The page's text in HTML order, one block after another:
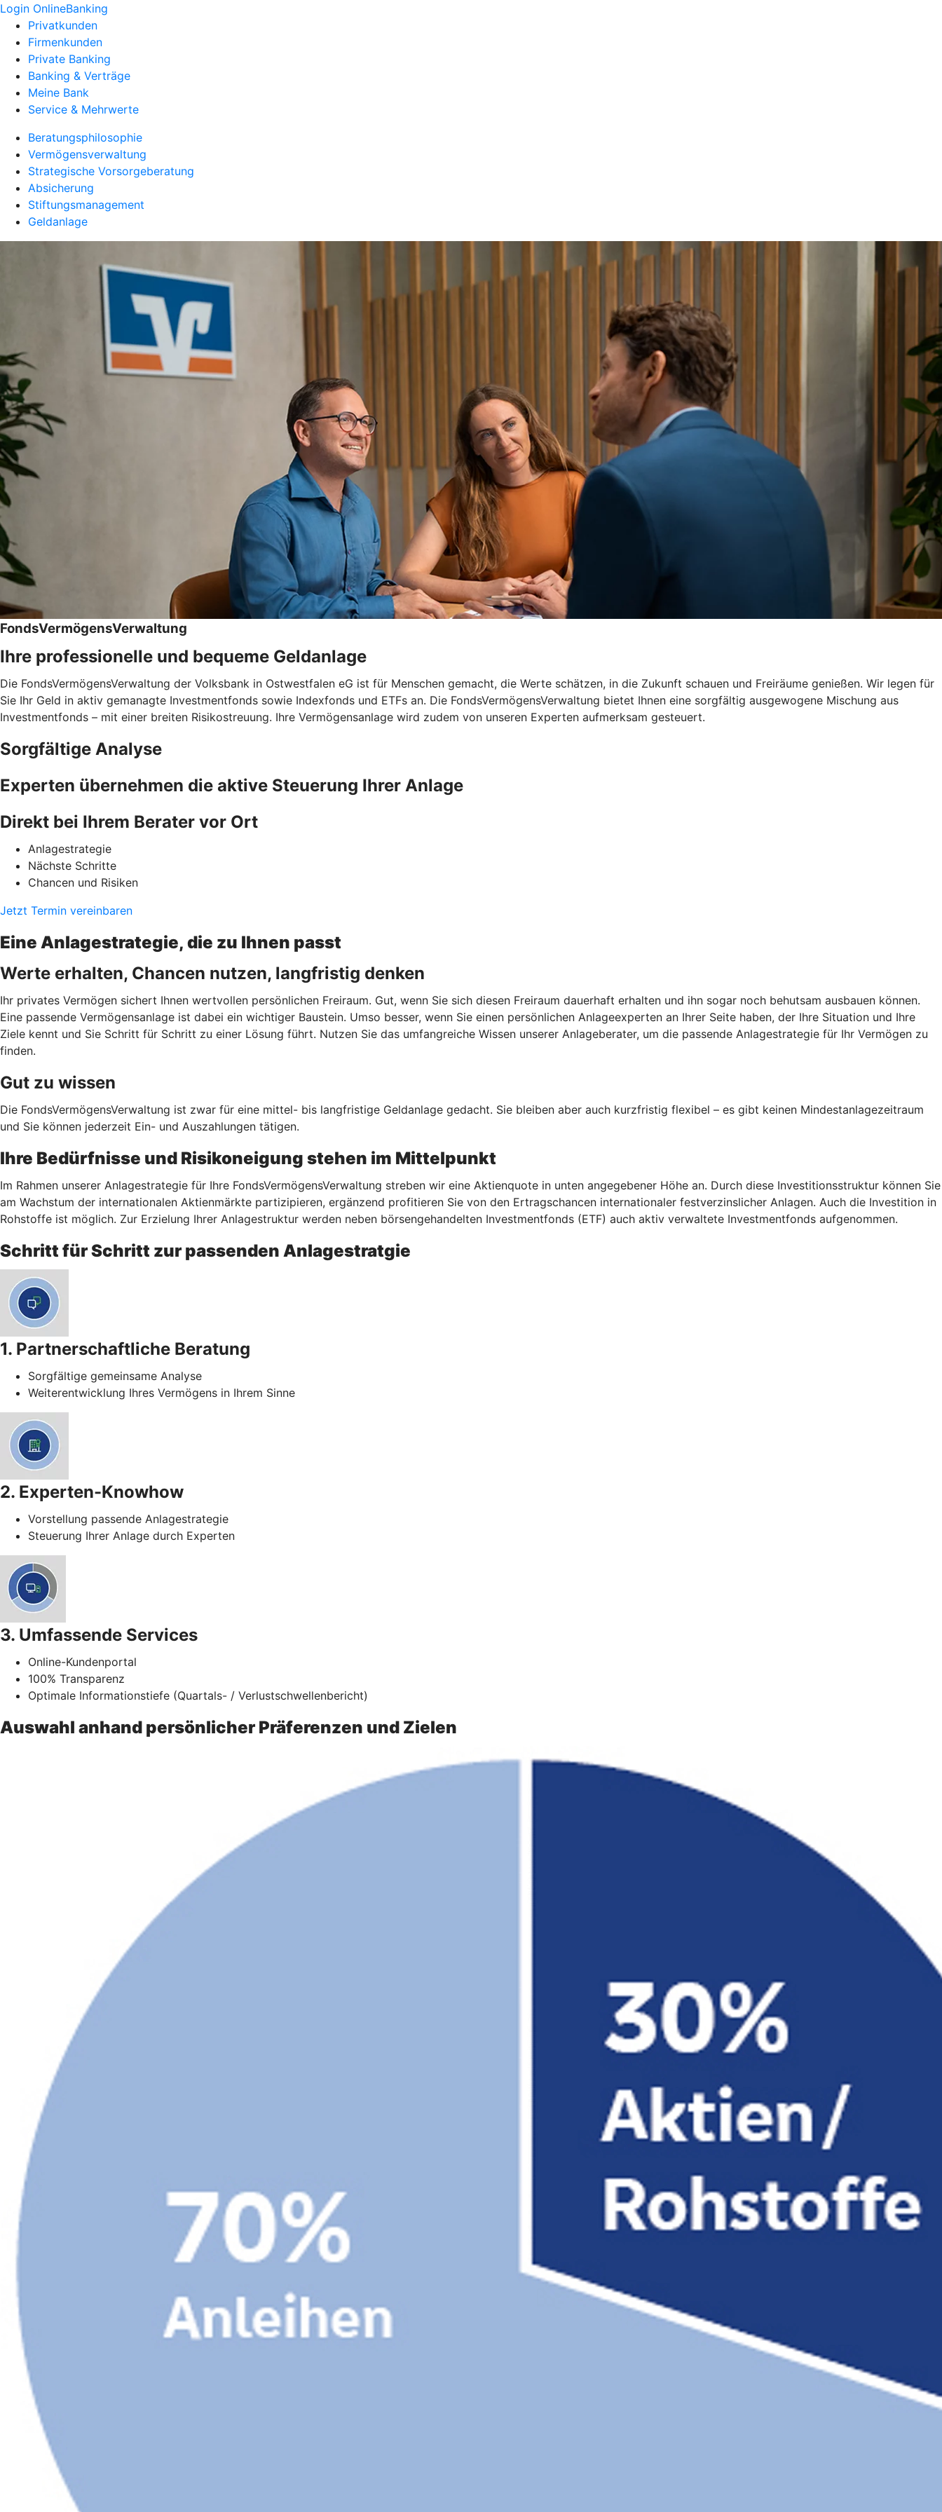
Login OnlineBanking
Privatkunden
Firmenkunden
Private Banking
Banking & Verträge
Meine Bank
Service & Mehrwerte
Beratungsphilosophie
Vermögensverwaltung
Strategische Vorsorgeberatung
Absicherung
Stiftungsmanagement
Geldanlage
FondsVermögensVerwaltung
Ihre professionelle und bequeme Geldanlage
Die FondsVermögensVerwaltung der Volksbank in Ostwestfalen eG ist für Menschen gemacht, die Werte schätzen, in die Zukunft schauen und Freiräume genießen. Wir legen für
Sie Ihr Geld in aktiv gemanagte Investmentfonds sowie Indexfonds und ETFs an. Die FondsVermögensVerwaltung bietet Ihnen eine sorgfältig ausgewogene Mischung aus
Investmentfonds – mit einer breiten Risikostreuung. Ihre Vermögensanlage wird zudem von unseren Experten aufmerksam gesteuert.
Sorgfältige Analyse
Experten übernehmen die aktive Steuerung Ihrer Anlage
Direkt bei Ihrem Berater vor Ort
Anlagestrategie
Nächste Schritte
Chancen und Risiken
Jetzt Termin vereinbaren
Eine Anlagestrategie, die zu Ihnen passt
Werte erhalten, Chancen nutzen, langfristig denken
Ihr privates Vermögen sichert Ihnen wertvollen persönlichen Freiraum. Gut, wenn Sie sich diesen Freiraum dauerhaft erhalten und ihn sogar noch behutsam ausbauen können.
Eine passende Vermögensanlage ist dabei ein wichtiger Baustein. Umso besser, wenn Sie einen persönlichen Anlageexperten an Ihrer Seite haben, der Ihre Situation und Ihre
Ziele kennt und Sie Schritt für Schritt zu einer Lösung führt. Nutzen Sie das umfangreiche Wissen unserer Anlageberater, um die passende Anlagestrategie für Ihr Vermögen zu
finden.
Gut zu wissen
Die FondsVermögensVerwaltung ist zwar für eine mittel- bis langfristige Geldanlage gedacht. Sie bleiben aber auch kurzfristig flexibel – es gibt keinen Mindestanlagezeitraum
und Sie können jederzeit Ein- und Auszahlungen tätigen.
Ihre Bedürfnisse und Risikoneigung stehen im Mittelpunkt
Im Rahmen unserer Anlagestrategie für Ihre FondsVermögensVerwaltung streben wir eine Aktienquote in unten angegebener Höhe an. Durch diese Investitionsstruktur können Sie
am Wachstum der internationalen Aktienmärkte partizipieren, ergänzend profitieren Sie von den Ertragschancen internationaler festverzinslicher Anlagen. Auch die Investition in
Rohstoffe ist möglich. Zur Erzielung Ihrer Anlagestruktur werden neben börsengehandelten Investmentfonds (ETF) auch aktiv verwaltete Investmentfonds aufgenommen.
Schritt für Schritt zur passenden Anlagestratgie
1. Partnerschaftliche Beratung
Sorgfältige gemeinsame Analyse
Weiterentwicklung Ihres Vermögens in Ihrem Sinne
2. Experten-Knowhow
Vorstellung passende Anlagestrategie
Steuerung Ihrer Anlage durch Experten
3. Umfassende Services
Online-Kundenportal
100% Transparenz
Optimale Informationstiefe (Quartals- / Verlustschwellenbericht)
Auswahl anhand persönlicher Präferenzen und Zielen